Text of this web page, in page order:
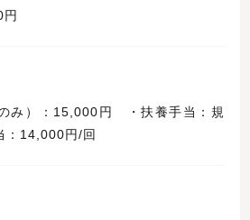
み）：15,000円 ・扶養手当：規
14,000円/回